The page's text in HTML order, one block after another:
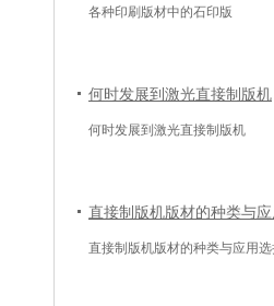
各种印刷版材中的石印版
何时发展到激光直接制版机
何时发展到激光直接制版机
直接制版机版材的种类与
直接制版机版材的种类与应用